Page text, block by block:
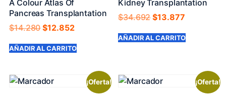
A Colour Atlas Of
Pancreas Transplantation
$14.280$12.852
AÑADIR AL CARRITO
Kidney Transplantation
$34.692$13.877
AÑADIR AL CARRITO
¡Oferta! ¡Oferta!